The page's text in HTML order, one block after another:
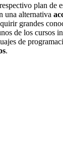
plan de
una alternativa
grandes
de los cursos
de
.